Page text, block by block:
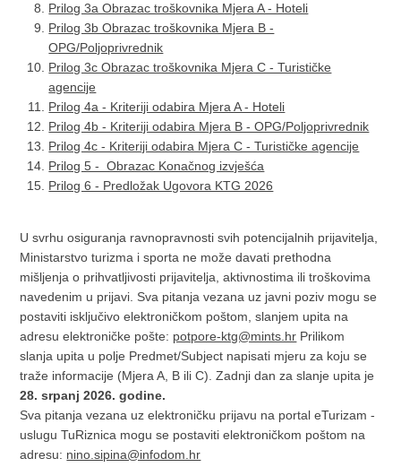
Prilog 3a Obrazac troškovnika Mjera A - Hoteli
Prilog 3b Obrazac troškovnika Mjera B -
OPG/Poljoprivrednik
Prilog 3c Obrazac troškovnika Mjera C - Turističke
agencije
Prilog 4a - Kriteriji odabira Mjera A - Hoteli
Prilog 4b - Kriteriji odabira Mjera B - OPG/Poljoprivrednik
Prilog 4c - Kriteriji odabira Mjera C - Turističke agencije
Prilog 5 - Obrazac Konačnog izvješća
Prilog 6 - Predložak Ugovora KTG 2026
U svrhu osiguranja ravnopravnosti svih potencijalnih prijavitelja,
Ministarstvo turizma i sporta ne može davati prethodna
mišljenja o prihvatljivosti prijavitelja, aktivnostima ili troškovima
navedenim u prijavi. Sva pitanja vezana uz javni poziv mogu se
postaviti isključivo elektroničkom poštom, slanjem upita na
adresu elektroničke pošte: potpore-ktg@mints.hr Prilikom
slanja upita u polje Predmet/Subject napisati mjeru za koju se
traže informacije (Mjera A, B ili C). Zadnji dan za slanje upita je
28. srpanj 2026. godine.
Sva pitanja vezana uz elektroničku prijavu na portal eTurizam -
uslugu TuRiznica mogu se postaviti elektroničkom poštom na
adresu: nino.sipina@infodom.hr